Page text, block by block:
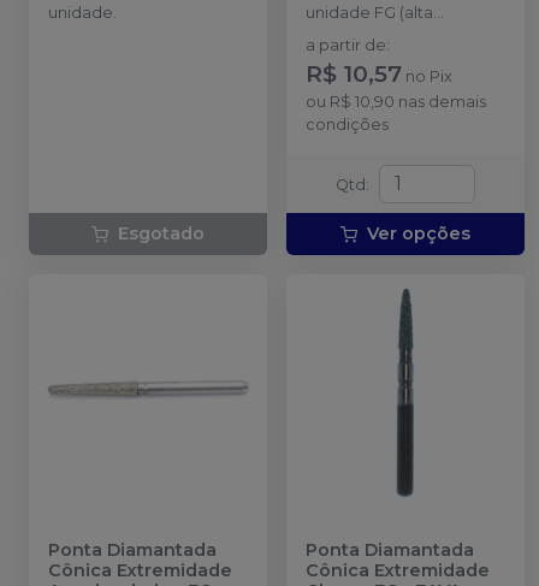
unidade.
Esgotado
unidade FG (alta
rotação).
a partir de:
R$ 10,57 no Pix
ou R$ 10,90 nas demais
condições
Qtd:
Ver opções
Ponta Diamantada
Cônica Extremidade
Ponta Diamantada
Cônica Extremidade